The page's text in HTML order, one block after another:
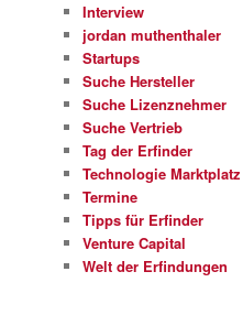
Interview
jordan muthenthaler
Startups
Suche Hersteller
Suche Lizenznehmer
Suche Vertrieb
Tag der Erfinder
Technologie Marktplatz
Termine
Tipps für Erfinder
Venture Capital
Welt der Erfindungen